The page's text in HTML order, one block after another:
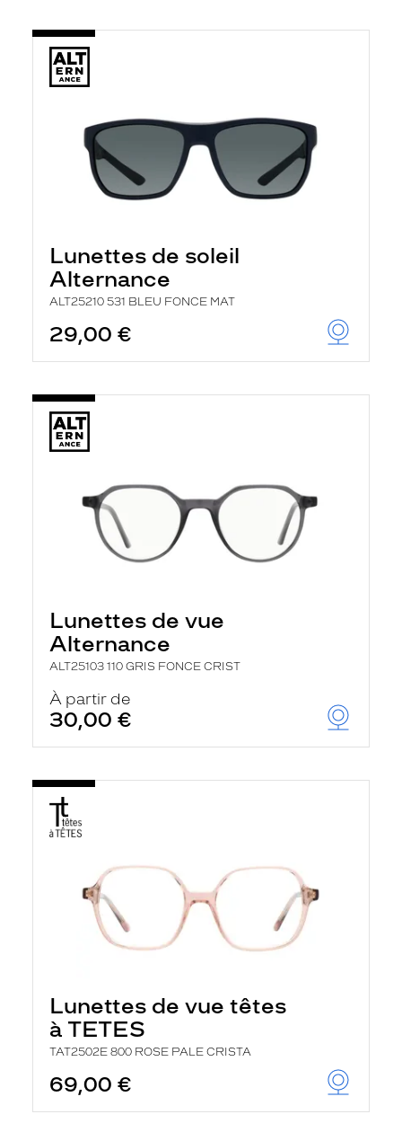
Lunettes de soleil
Alternance
ALT25210 531 BLEU FONCE MAT
29,00 €
Lunettes de vue
Alternance
ALT25103 110 GRIS FONCE CRIST
À partir de
30,00 €
Lunettes de vue têtes
à TETES
TAT2502E 800 ROSE PALE CRISTA
69,00 €